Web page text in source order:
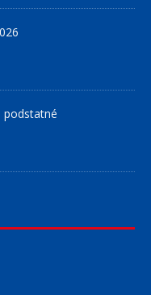
podstatné